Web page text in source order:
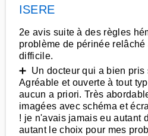
ISERE
2e avis suite à des règles
problème de périnée
difficile.
➕ Un docteur qui a bien pris
Agréable et ouverte à tout
aucun a priori. Très
imagées avec schéma et
! je n'avais jamais eu autant
autant le choix pour mes